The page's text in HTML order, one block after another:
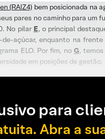
(RAIZ4) bem posicionada na
pares no caminho para um
No pilar E, o principal
açúcar, enquanto na frente
ELO. Por fim, no G,
em posições de gestão.
para
Abra a